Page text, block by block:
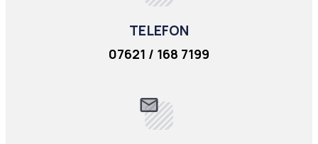
TELEFON
07621 / 168 7199